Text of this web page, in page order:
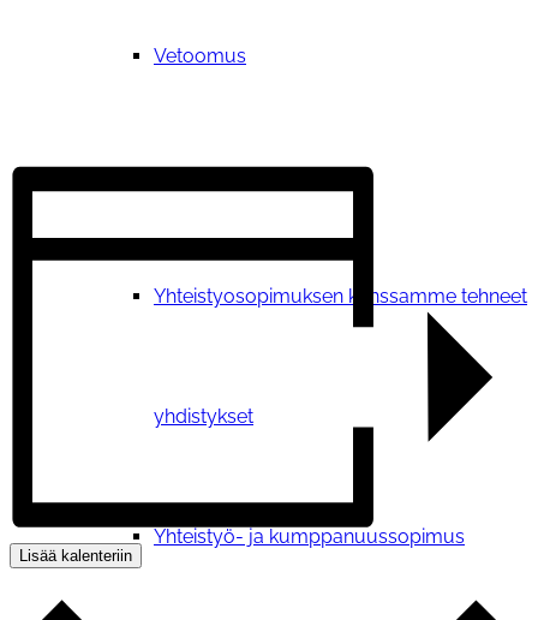
Vetoomus
Yhteistyosopimuksen kanssamme tehneet
yhdistykset
Yhteistyö- ja kumppanuussopimus
Lisää kalenteriin